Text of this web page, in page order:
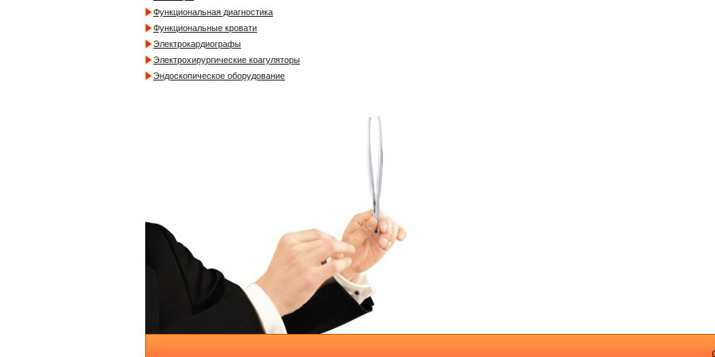
Функциональная диагностика
Функциональные кровати
Электрокардиографы
Электрохирургические коагуляторы
Эндоскопическое оборудование